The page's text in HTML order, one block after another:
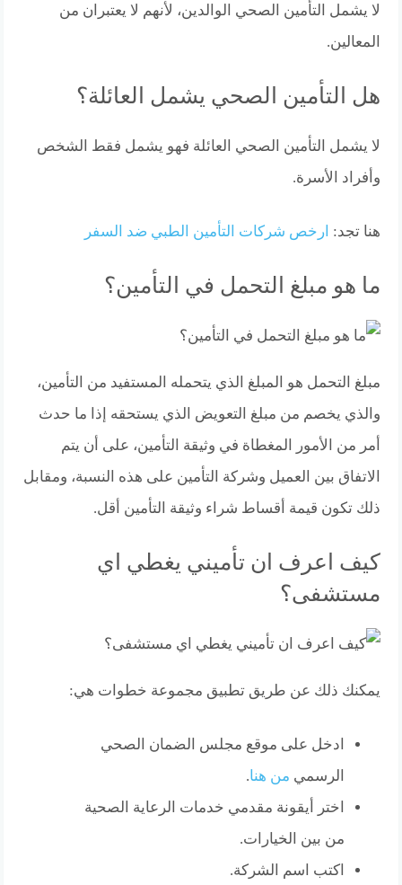
لا يشمل التأمين الصحي الوالدين، لأنهم لا يعتبران من
المعالين.
هل التأمين الصحي يشمل العائلة؟
لا يشمل التأمين الصحي العائلة فهو يشمل فقط الشخص
وأفراد الأسرة.
هنا تجد: ارخص شركات التأمين الطبي ضد السفر
ما هو مبلغ التحمل في التأمين؟
مبلغ التحمل هو المبلغ الذي يتحمله المستفيد من التأمين،
والذي يخصم من مبلغ التعويض الذي يستحقه إذا ما حدث
أمر من الأمور المغطاة في وثيقة التأمين، على أن يتم
الاتفاق بين العميل وشركة التأمين على هذه النسبة، ومقابل
ذلك تكون قيمة أقساط شراء وثيقة التأمين أقل.
كيف اعرف ان تأميني يغطي اي
مستشفى؟
يمكنك ذلك عن طريق تطبيق مجموعة خطوات هي:
ادخل على موقع مجلس الضمان الصحي
الرسمي من هنا.
اختر أيقونة مقدمي خدمات الرعاية الصحية
من بين الخيارات.
اكتب اسم الشركة.